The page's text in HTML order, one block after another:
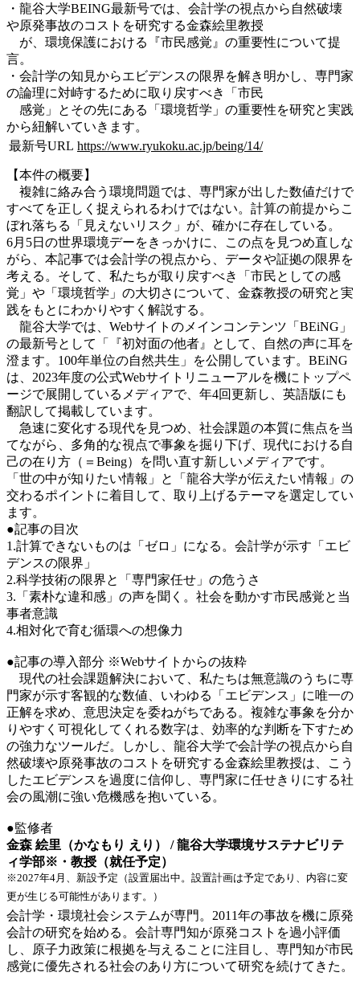
・龍谷大学BEING最新号では、会計学の視点から自然破壊
や原発事故のコストを研究する金森絵里教授
が、環境保護における『市民感覚』の重要性について提
言。
・会計学の知見からエビデンスの限界を解き明かし、専門家
の論理に対峙するために取り戻すべき「市民
感覚」とその先にある「環境哲学」の重要性を研究と実践
から紐解いていきます。
最新号URL https://www.ryukoku.ac.jp/being/14/
【本件の概要】
複雑に絡み合う環境問題では、専門家が出した数値だけで
すべてを正しく捉えられるわけではない。計算の前提からこ
ぼれ落ちる「見えないリスク」が、確かに存在している。
6月5日の世界環境デーをきっかけに、この点を見つめ直しな
がら、本記事では会計学の視点から、データや証拠の限界を
考える。そして、私たちが取り戻すべき「市民としての感
覚」や「環境哲学」の大切さについて、金森教授の研究と実
践をもとにわかりやすく解説する。
龍谷大学では、Webサイトのメインコンテンツ「BEiNG」
の最新号として「『初対面の他者』として、自然の声に耳を
澄ます。100年単位の自然共生」を公開しています。BEiNG
は、2023年度の公式Webサイトリニューアルを機にトップペ
ージで展開しているメディアで、年4回更新し、英語版にも
翻訳して掲載しています。
急速に変化する現代を見つめ、社会課題の本質に焦点を当
てながら、多角的な視点で事象を掘り下げ、現代における自
己の在り方（＝Being）を問い直す新しいメディアです。
「世の中が知りたい情報」と「龍谷大学が伝えたい情報」の
交わるポイントに着目して、取り上げるテーマを選定してい
ます。
●記事の目次
1.計算できないものは「ゼロ」になる。会計学が示す「エビ
デンスの限界」
2.科学技術の限界と「専門家任せ」の危うさ
3.「素朴な違和感」の声を聞く。社会を動かす市民感覚と当
事者意識
4.相対化で育む循環への想像力
●記事の導入部分 ※Webサイトからの抜粋
現代の社会課題解決において、私たちは無意識のうちに専
門家が示す客観的な数値、いわゆる「エビデンス」に唯一の
正解を求め、意思決定を委ねがちである。複雑な事象を分か
りやすく可視化してくれる数字は、効率的な判断を下すため
の強力なツールだ。しかし、龍谷大学で会計学の視点から自
然破壊や原発事故のコストを研究する金森絵里教授は、こう
したエビデンスを過度に信仰し、専門家に任せきりにする社
会の風潮に強い危機感を抱いている。
●監修者
金森 絵里（かなもり えり） / 龍谷大学環境サステナビリテ
ィ学部※・教授（就任予定）
※2027年4月、新設予定（設置届出中。設置計画は予定であり、内容に変
更が生じる可能性があります。）
会計学・環境社会システムが専門。2011年の事故を機に原発
会計の研究を始める。会計専門知が原発コストを過小評価
し、原子力政策に根拠を与えることに注目し、専門知が市民
感覚に優先される社会のあり方について研究を続けてきた。